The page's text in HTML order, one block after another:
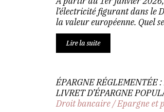
l’électricité figurant dans le
la valeur européenne. Quel
Lire la suite
ÉPARGNE RÉGLEMENTÉE
LIVRET D’ÉPARGNE
Droit bancaire/Epargne et